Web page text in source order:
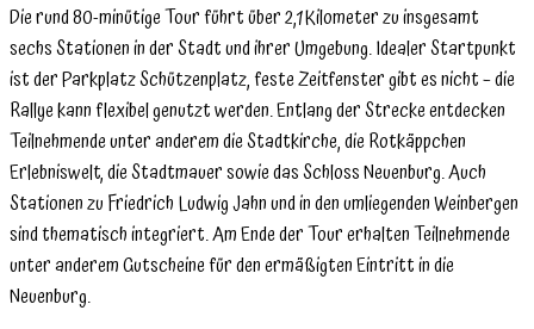
Die rund 80-minütige Tour führt über 2,1 Kilometer zu insgesamt
sechs Stationen in der Stadt und ihrer Umgebung. Idealer Startpunkt
ist der Parkplatz Schützenplatz, feste Zeitfenster gibt es nicht – die
Rallye kann flexibel genutzt werden. Entlang der Strecke entdecken
Teilnehmende unter anderem die Stadtkirche, die Rotkäppchen
Erlebniswelt, die Stadtmauer sowie das Schloss Neuenburg. Auch
Stationen zu Friedrich Ludwig Jahn und in den umliegenden Weinbergen
sind thematisch integriert. Am Ende der Tour erhalten Teilnehmende
unter anderem Gutscheine für den ermäßigten Eintritt in die
Neuenburg.